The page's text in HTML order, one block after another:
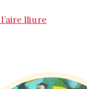
lliure